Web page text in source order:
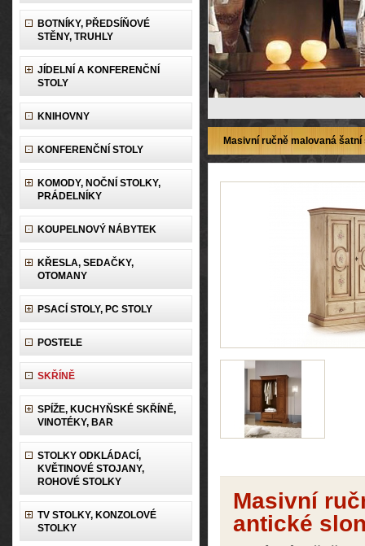
BOTNÍKY, PŘEDSÍŇOVÉ
STĚNY, TRUHLY
JÍDELNÍ A KONFERENČNÍ
STOLY
KNIHOVNY
KONFERENČNÍ STOLY
KOMODY, NOČNÍ STOLKY,
PRÁDELNÍKY
KOUPELNOVÝ NÁBYTEK
KŘESLA, SEDAČKY,
OTOMANY
PSACÍ STOLY, PC STOLY
POSTELE
SKŘÍNĚ
SPÍŽE, KUCHYŇSKÉ SKŘÍNĚ,
VINOTÉKY, BAR
STOLKY ODKLÁDACÍ,
KVĚTINOVÉ STOJANY,
ROHOVÉ STOLKY
TV STOLKY, KONZOLOVÉ
STOLKY
Masivní ručně malovaná
Masivní
antické